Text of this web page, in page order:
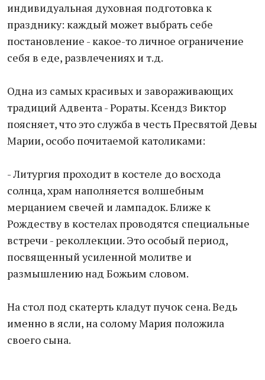
индивидуальная духовная подготовка к
празднику: каждый может выбрать себе
постановление - какое-то личное ограничение
себя в еде, развлечениях и т.д.
Одна из самых красивых и завораживающих
традиций Адвента - Рораты. Ксендз Виктор
поясняет, что это служба в честь Пресвятой Девы
Марии, особо почитаемой католиками:
- Литургия проходит в костеле до восхода
солнца, храм наполняется волшебным
мерцанием свечей и лампадок. Ближе к
Рождеству в костелах проводятся специальные
встречи - реколлекции. Это особый период,
посвященный усиленной молитве и
размышлению над Божьим словом.
На стол под скатерть кладут пучок сена. Ведь
именно в ясли, на солому Мария положила
своего сына.